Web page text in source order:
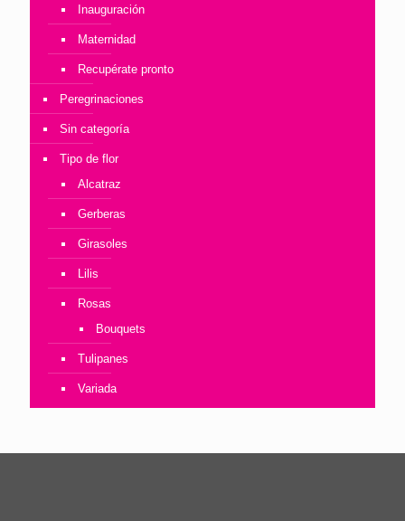
Inauguración
Maternidad
Recupérate pronto
Peregrinaciones
Sin categoría
Tipo de flor
Alcatraz
Gerberas
Girasoles
Lilis
Rosas
Bouquets
Tulipanes
Variada